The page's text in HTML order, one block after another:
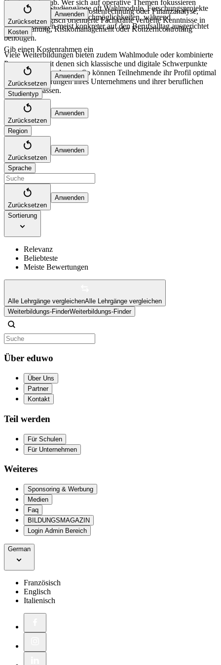
Zudem bieten Studiengänge oft Wahlmodule, Forschungsprojekte
oder internationale Austauschmöglichkeiten, während
Weiterbildungen meist konkreter auf den Berufsalltag ausgerichtet
sind.
Karrierezielen ab. Wer sich auf operative Themen fokussieren
möchte, wählt häufig die Kostenrechnung oder Finanzanalyse,
während strategisch orientierte Fachkräfte vertiefte Kenntnisse in
Finanzplanung, Risikomanagement oder Konzerncontrolling
benötigen.
Viele Weiterbildungen bieten zudem Wahlmodule oder kombinierte
Programme, mit denen sich klassische und digitale Schwerpunkte
gezielt verbinden lassen. So können Teilnehmende ihr Profil optimal
an die Anforderungen ihres Unternehmens und ihrer beruflichen
Zukunft anpassen.
Zurücksetzen
Anwenden
Kosten
Gib einen Kostenrahmen ein
Zurücksetzen
Anwenden
Studientyp
Zurücksetzen
Anwenden
Region
Zurücksetzen
Anwenden
Sprache
Zurücksetzen
Anwenden
Sortierung
Relevanz
Beliebteste
Meiste Bewertungen
Alle Lehrgänge vergleichenAlle Lehrgänge vergleichen
Weiterbildungs-FinderWeiterbildungs-Finder
Über eduwo
Über Uns
Partner
Kontakt
Teil werden
Für Schulen
Für Unternehmen
Weiteres
Sponsoring & Werbung
Medien
Faq
BILDUNGSMAGAZIN
Login Admin Bereich
German
Französisch
Englisch
Italienisch